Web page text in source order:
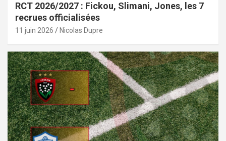
RCT 2026/2027 : Fickou, Slimani, Jones, les 7
recrues officialisées
11 juin 2026 Nicolas Dupre